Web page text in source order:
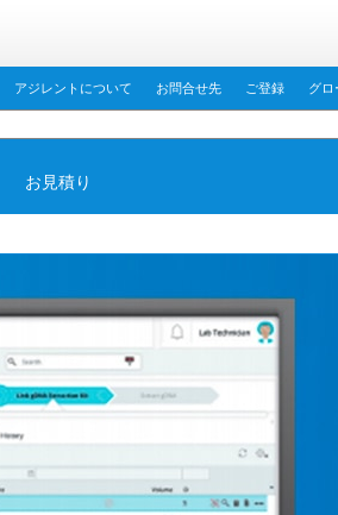
アジレントについて お問合せ先 ご登録 グロ
お見積り